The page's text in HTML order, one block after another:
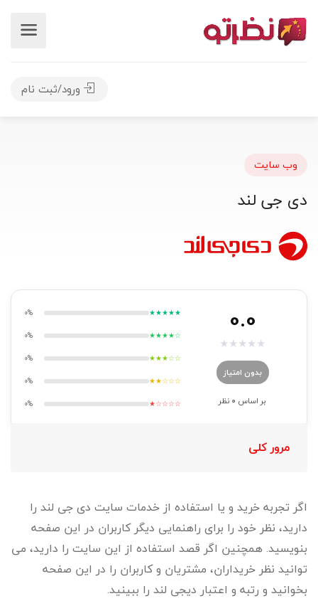
ورود/ثبت نام
وب سایت
دی جی لند
0.0
★
★
★
★
★
بدون امتیاز
بر اساس 0 نظر
★★★★★
0%
★★★★☆
0%
★★★☆☆
0%
★★☆☆☆
0%
★☆☆☆☆
0%
مرور کلی
اگر تجربه خرید و یا استفاده از خدمات سایت دی جی لند را
دارید، نظر خود را برای راهنمایی دیگر کاربران در این صفحه
بنویسید. همچنین اگر قصد استفاده از این سایت را دارید، می
توانید نظر خریداران، مشتریان و کاربران را در این صفحه
بخوانید و رتبه و اعتبار دیجی لند را ببینید.